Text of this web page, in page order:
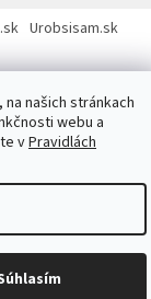
na našich stránkach
webu a
vPravidlách
Urobsisam.sk